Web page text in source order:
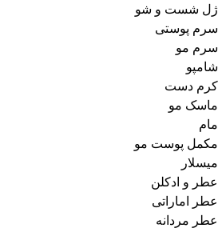
ژل شست و شو
سرم پوستی
سرم مو
شامپو
کرم دست
ماسک مو
مام
مکمل پوست مو
میسلار
عطر و ادکلن
عطر اماراتی
عطر مردانه